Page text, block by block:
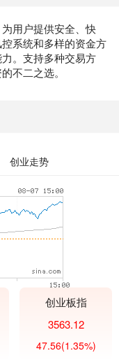
用户提供安全、快
系统和多样的资金方
。支持多种交易方
不二之选。
创业走势
创业板指
3563.12
47.56(1.35%)